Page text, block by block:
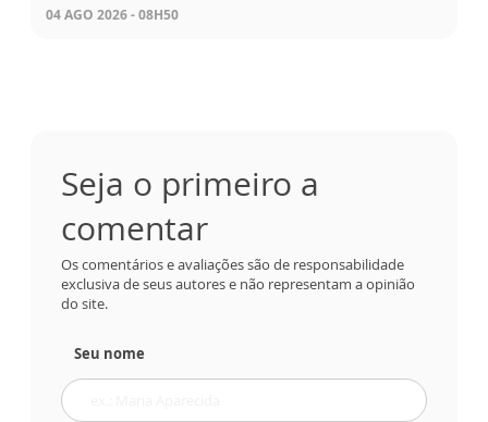
04 AGO 2026 - 08H50
Seja o primeiro a
comentar
Os comentários e avaliações são de responsabilidade
exclusiva de seus autores e não representam a opinião
do site.
Seu nome